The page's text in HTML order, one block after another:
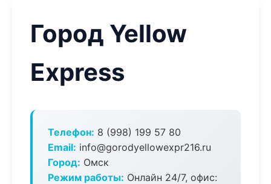
Город Yellow
Express
Телефон: 8 (998) 199 57 80
Email: info@gorodyellowexpr216.ru
Город: Омск
Режим работы: Онлайн 24/7, офис: